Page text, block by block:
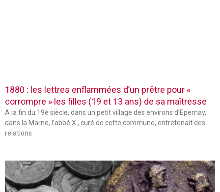
1880 : les lettres enflammées d’un prêtre pour «
corrompre » les filles (19 et 13 ans) de sa maîtresse
A la fin du 19è siècle, dans un petit village des environs d’Epernay,
dans la Marne, l’abbé X., curé de cette commune, entretenait des
relations